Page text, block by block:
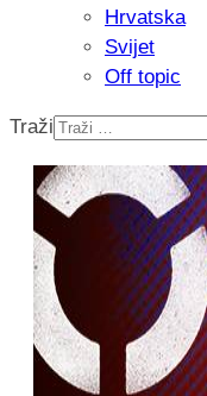
Isprobali
Hrvatska
Svijet
Off topic
Traži